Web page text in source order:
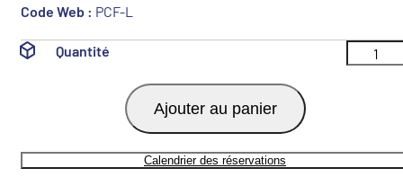
Code Web : PCF-L
Quantité
Ajouter au panier
Calendrier des réservations